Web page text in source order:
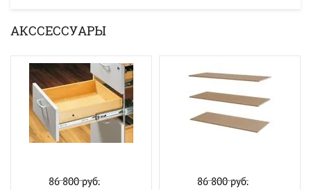
АКССЕССУАРЫ
86 800руб. 86 800руб.